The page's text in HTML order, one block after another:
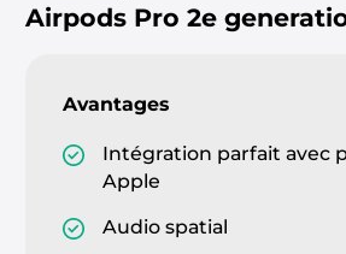
Airpods Pro 2e
Avantages
Intégration parfait avec
Apple
Audio spatial